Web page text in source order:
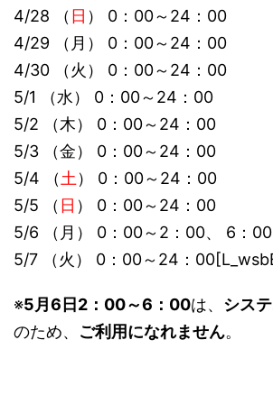
4/28 （ 日 ） 0：00～24：00
4/29 （月） 0：00～24：00
4/30 （火） 0：00～24：00
5/1 （水） 0：00～24：00
5/2 （木） 0：00～24：00
5/3 （金） 0：00～24：00
5/4 （ 土 ） 0：00～24：00
5/5 （ 日 ） 0：00～24：00
5/6 （月） 0：00～2：00、 6：
5/7 （火） 0：00～24：
※5月6日2：00～6：00は、 シス
のため、 ご利用になれません。